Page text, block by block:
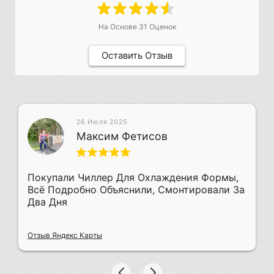
На Основе 31 Оценок
Оставить Отзыв
26 Июля 2025
Максим Фетисов
Покупали Чиллер Для Охлаждения Формы,
Всё Подробно Объяснили, Смонтировали За
Два Дня
Отзыв Яндекс Карты